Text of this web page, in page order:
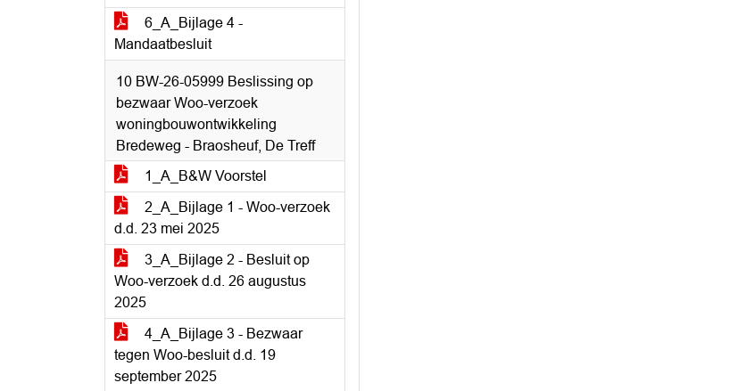
6_A_Bijlage 4 -
Mandaatbesluit
10 BW-26-05999 Beslissing op
bezwaar Woo-verzoek
woningbouwontwikkeling
Bredeweg - Braosheuf, De Treff
1_A_B&W Voorstel
2_A_Bijlage 1 - Woo-verzoek
d.d. 23 mei 2025
3_A_Bijlage 2 - Besluit op
Woo-verzoek d.d. 26 augustus
2025
4_A_Bijlage 3 - Bezwaar
tegen Woo-besluit d.d. 19
september 2025